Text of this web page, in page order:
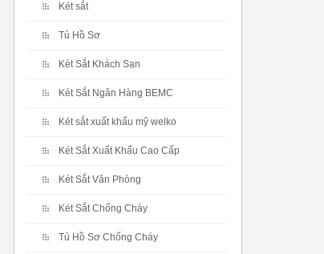
Két sắt
Tủ Hồ Sơ
Két Sắt Khách Sạn
Két Sắt Ngân Hàng BEMC
Két sắt xuất khẩu mỹ welko
Két Sắt Xuất Khẩu Cao Cấp
Két Sắt Văn Phòng
Két Sắt Chống Cháy
Tủ Hồ Sơ Chống Cháy